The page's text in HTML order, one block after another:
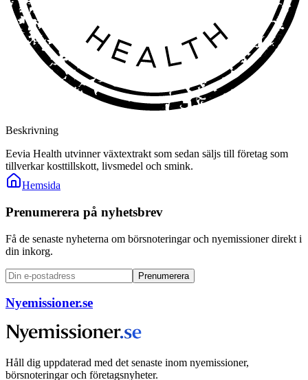
Beskrivning
Eevia Health utvinner växtextrakt som sedan säljs till företag som
tillverkar kosttillskott, livsmedel och smink.
Hemsida
Prenumerera på nyhetsbrev
Få de senaste nyheterna om börsnoteringar och nyemissioner direkt i
din inkorg.
Prenumerera
Nyemissioner.se
Håll dig uppdaterad med det senaste inom nyemissioner,
börsnoteringar och företagsnyheter.